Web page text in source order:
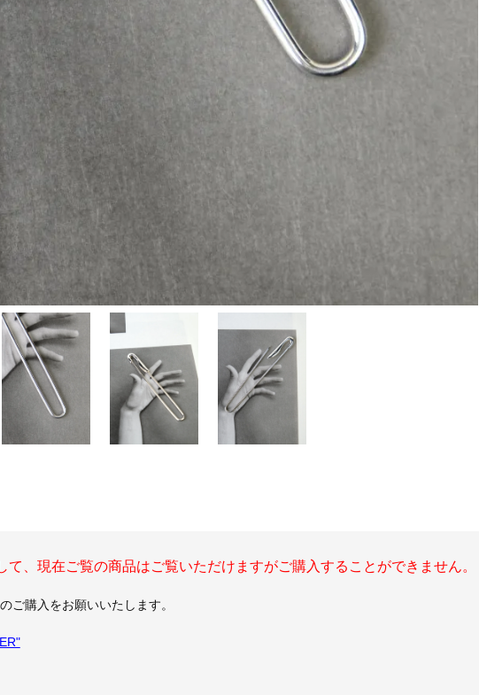
、現在ご覧の商品はご覧いただけますがご購入することができません。
ご購入をお願いいたします。